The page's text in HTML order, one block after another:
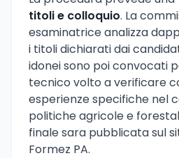
titoli e colloquio. La
esaminatrice analizza
i titoli dichiarati dai
idonei sono poi convocati
tecnico volto a verificare
esperienze specifiche nel
politiche agricole e
finale sara pubblicata sul
Formez PA.